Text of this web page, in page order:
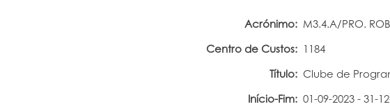
Acrónimo: M3.4.A/PRO.
Centro de Custos: 1184
Título: Clube de
Início-Fim: 01-09-2023 - 31-